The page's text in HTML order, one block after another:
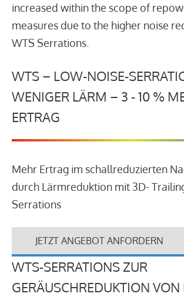
increased within the scope of
measures due to the higher noise
WTS Serrations.
WTS – LOW-NOISE-
WENIGER LÄRM – 3 - 10 %
ERTRAG
Mehr Ertrag im schallreduzierten
durch Lärmreduktion mit 3D-
Serrations
JETZT ANGEBOT ANFORDERN
WTS-SERRATIONS ZUR
GERÄUSCHREDUKTION